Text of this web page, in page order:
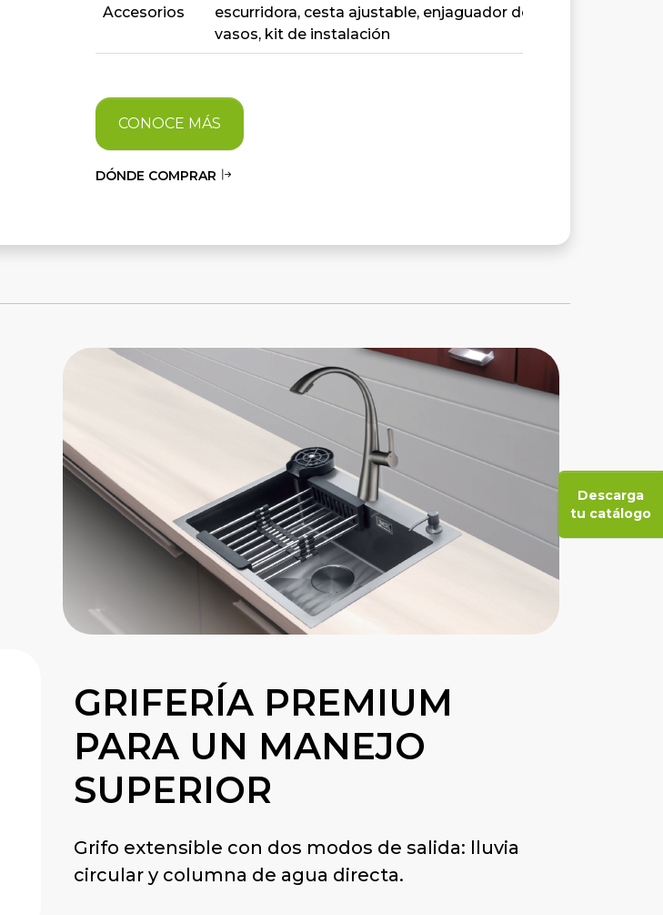
Descarga
tu catálogo
Accesorios
escurridora, cesta ajustable, enjaguador de
vasos, kit de instalación
CONOCE MÁS
DÓNDE COMPRAR
GRIFERÍA PREMIUM
PARA UN MANEJO
SUPERIOR
Grifo extensible con dos modos de salida: lluvia
circular y columna de agua directa.